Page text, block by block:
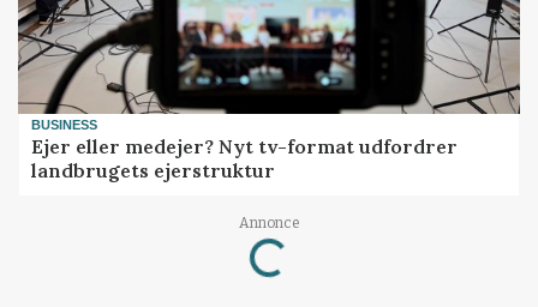
BUSINESS
Ejer eller medejer? Nyt tv-format udfordrer
landbrugets ejerstruktur
Annonce
Loading...